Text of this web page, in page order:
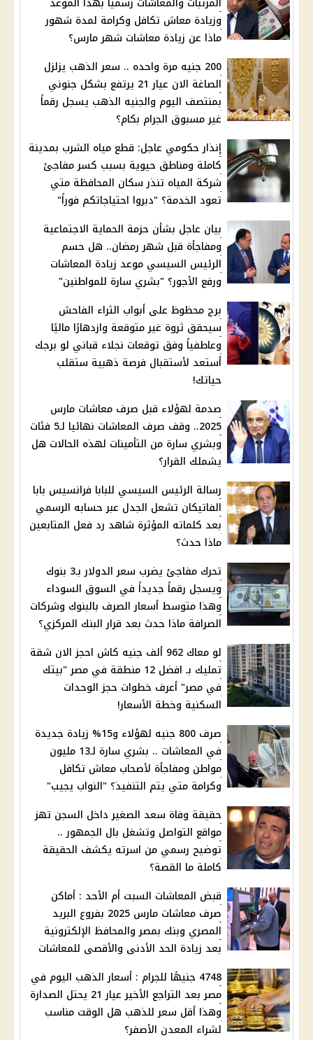
وزيادة معاش تكافل وكرامة لمدة شهور
ماذا عن زيادة معاشات شهر مارس؟
200 جنيه مرة واحده .. سعر الذهب يزلزل
الصاغة الان عيار 21 يرتفع بشكل جنوني
بمنتصف اليوم والجنيه الذهب يسجل رقماً
غير مسبوق الجرام بكام؟
إنذار حكومي عاجل: قطع مياه الشرب بمدينة
كاملة ومناطق حيوية بسبب كسر مفاجئ
شركة المياه تنذر سكان المحافظة متي
تعود الخدمة؟ "دبروا احتياجاتكم فوراً"
بيان عاجل بشأن حزمة الحماية الاجتماعية
ومفاجأة قبل شهر رمضان.. هل حسم
الرئيس السيسي موعد زيادة المعاشات
ورفع الأجور؟ "بشري سارة للمواطنين"
برج محظوظ على أبواب الثراء الفاحش
سيحقق ثروة غير متوقعة وازدهارًا ماليًا
وعاطفياً وفق توقعات نجلاء قباني لو برجك
أستعد لأستقبال فرصة ذهبية ستقلب
حياتك!
صدمة لهؤلاء قبل صرف معاشات مارس
2025.. وقف صرف المعاشات نهائيا لـ5 فئات
وبشري سارة من التأمينات لهذه الحالات هل
يشملك القرار؟
رسالة الرئيس السيسي للبابا فرانسيس بابا
الفاتيكان تشعل الجدل عبر حسابه الرسمي
بعد كلماته المؤثرة شاهد رد فعل المتابعين
ماذا حدث؟
تحرك مفاجئ يضرب سعر الدولار بـ3 بنوك
ويسجل رقماً جديداً في السوق السوداء
وهذا متوسط أسعار الصرف بالبنوك وشركات
الصرافة ماذا حدث بعد قرار البنك المركزي؟
لو معاك 962 ألف جنيه كاش احجز الان شقة
تمليك بـ افضل 12 منطقة في مصر "بيتك
في مصر" أعرف خطوات حجز الوحدات
السكنية وخطة الأسعار!
صرف 800 جنيه لهؤلاء و15% زيادة جديدة
في المعاشات .. بشري سارة لـ13 مليون
مواطن ومفاجأة لأصحاب معاش تكافل
وكرامة متي يتم التنفيذ؟ "النواب يجيب"
حقيقة وفاة سعد الصغير داخل السجن تهز
مواقع التواصل وتشغل بال الجمهور ..
توضيح رسمي من اسرته يكشف الحقيقة
كاملة ما القصة؟
قبض المعاشات السبت أم الأحد : أماكن
صرف معاشات مارس 2025 بفروع البريد
المصري وبنك بمصر والمحافظ الإلكترونية
بعد زيادة الحد الأدنى والأقصى للمعاشات
4748 جنيهًا للجرام : أسعار الذهب اليوم في
مصر بعد التراجع الأخير عيار 21 يحتل الصدارة
وهذا أقل سعر للذهب هل الوقت مناسب
لشراء المعدن الأصفر؟